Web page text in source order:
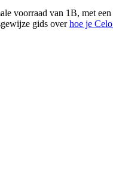
voorraad van 1B, met
gids overhoe je